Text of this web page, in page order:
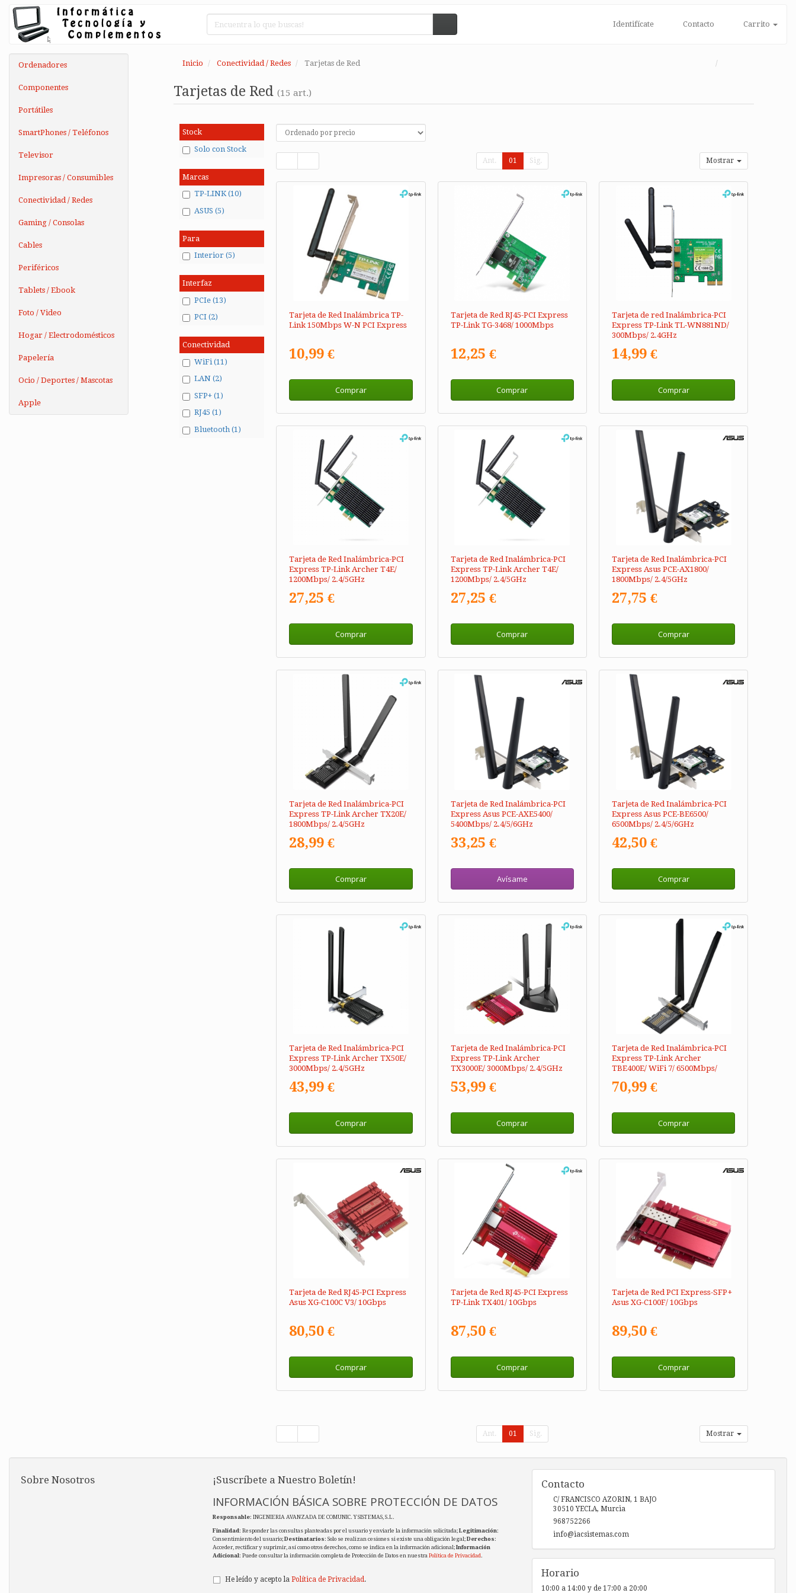
Identifícate Contacto Carrito
Ordenadores
Componentes
Portátiles
SmartPhones / Teléfonos
Televisor
Impresoras / Consumibles
Conectividad / Redes
Gaming / Consolas
Cables
Periféricos
Tablets / Ebook
Foto / Video
Hogar / Electrodomésticos
Papelería
Ocio / Deportes / Mascotas
Apple
Inicio Conectividad / Redes Tarjetas de Red
Tarjetas de Red (15 art.)
Stock
Solo con Stock
Marcas
TP-LINK (10)
ASUS (5)
Para
Interior (5)
Interfaz
PCIe (13)
PCI (2)
Conectividad
WiFi (11)
LAN (2)
SFP+ (1)
RJ45 (1)
Bluetooth (1)
Ant. 01 Sig. Mostrar
Tarjeta de Red Inalámbrica TP-
Link 150Mbps W-N PCI Express
10,99 €
Comprar
Tarjeta de Red RJ45-PCI Express
TP-Link TG-3468/ 1000Mbps
12,25 €
Comprar
Tarjeta de red Inalámbrica-PCI
Express TP-Link TL-WN881ND/
300Mbps/ 2.4GHz
14,99 €
Comprar
Tarjeta de Red Inalámbrica-PCI
Express TP-Link Archer T4E/
1200Mbps/ 2.4/5GHz
27,25 €
Comprar
Tarjeta de Red Inalámbrica-PCI
Express TP-Link Archer T4E/
1200Mbps/ 2.4/5GHz
27,25 €
Comprar
Tarjeta de Red Inalámbrica-PCI
Express Asus PCE-AX1800/
1800Mbps/ 2.4/5GHz
27,75 €
Comprar
Tarjeta de Red Inalámbrica-PCI
Express TP-Link Archer TX20E/
1800Mbps/ 2.4/5GHz
28,99 €
Comprar
Tarjeta de Red Inalámbrica-PCI
Express Asus PCE-AXE5400/
5400Mbps/ 2.4/5/6GHz
33,25 €
Avísame
Tarjeta de Red Inalámbrica-PCI
Express Asus PCE-BE6500/
6500Mbps/ 2.4/5/6GHz
42,50 €
Comprar
Tarjeta de Red Inalámbrica-PCI
Express TP-Link Archer TX50E/
3000Mbps/ 2.4/5GHz
43,99 €
Comprar
Tarjeta de Red Inalámbrica-PCI
Express TP-Link Archer
TX3000E/ 3000Mbps/ 2.4/5GHz
53,99 €
Comprar
Tarjeta de Red Inalámbrica-PCI
Express TP-Link Archer
TBE400E/ WiFi 7/ 6500Mbps/
70,99 €
Comprar
Tarjeta de Red RJ45-PCI Express
Asus XG-C100C V3/ 10Gbps
80,50 €
Comprar
Tarjeta de Red RJ45-PCI Express
TP-Link TX401/ 10Gbps
87,50 €
Comprar
Tarjeta de Red PCI Express-SFP+
Asus XG-C100F/ 10Gbps
89,50 €
Comprar
Ant. 01 Sig. Mostrar
Sobre Nosotros ¡Suscríbete a Nuestro Boletín!
INFORMACIÓN BÁSICA SOBRE PROTECCIÓN DE DATOS
Responsable: INGENIERIA AVANZADA DE COMUNIC. Y SISTEMAS, S.L.
Finalidad: Responder las consultas planteadas por el usuario y enviarle la información solicitada;Legitimación:
Consentimiento del usuario;Destinatarios: Solo se realizan cesiones si existe una obligación legal;Derechos:
Acceder, rectificar y suprimir, así como otros derechos, como se indica en la información adicional;Información
Adicional: Puede consultar la información completa de Protección de Datos en nuestra Política de Privacidad.
He leído y acepto la Política de Privacidad.
Contacto
C/ FRANCISCO AZORIN, 1 BAJO
30510 YECLA, Murcia
968752266
info@iacsistemas.com
Horario
10:00 a 14:00 y de 17:00 a 20:00